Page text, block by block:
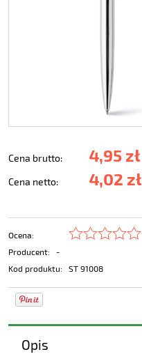
Cena brutto: 4,95 zł
Cena netto: 4,02 zł
Ocena:
Producent:
-
Kod produktu:
ST 91008
Opis